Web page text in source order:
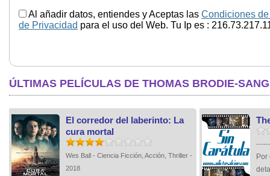
Al añadir datos, entiendes y Aceptas las Condiciones
de Privacidad para el uso del Web. Tu Ip es :
ÚLTIMAS PELÍCULAS DE THOMAS BRODIE-
El corredor del laberinto: La
cura mortal
Wes Ball - Ciencia Ficción, Acción, Thriller -
2018
Por